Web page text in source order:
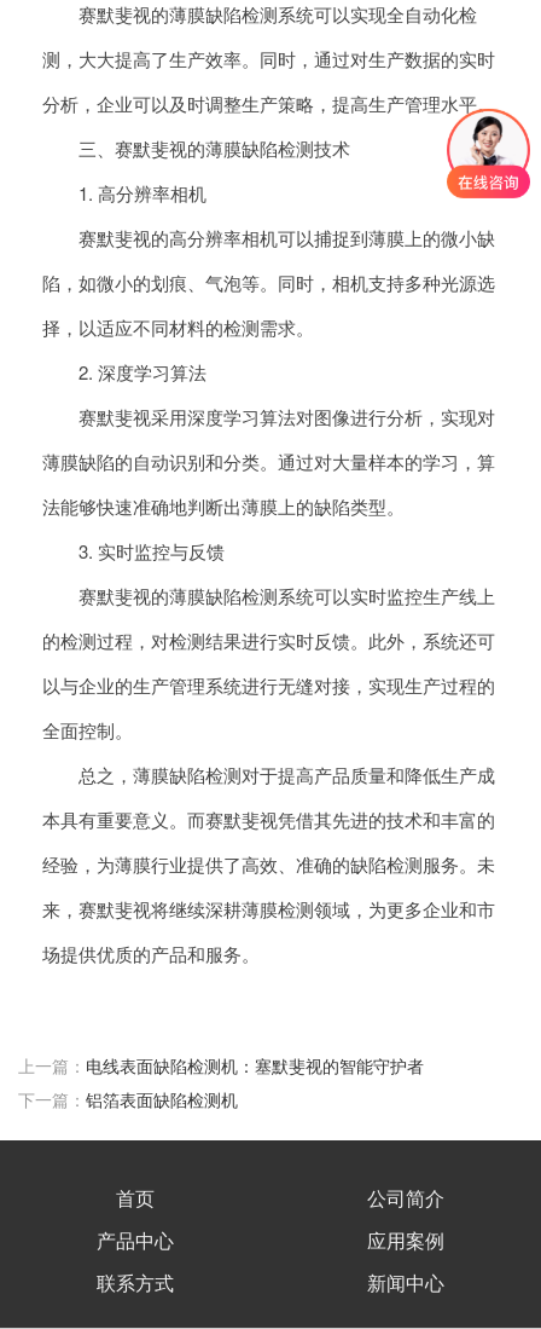
赛默斐视的薄膜缺陷检测系统可以实现全自动化检
测，大大提高了生产效率。同时，通过对生产数据的实时
分析，企业可以及时调整生产策略，提高生产管理水平。
三、赛默斐视的薄膜缺陷检测技术
1. 高分辨率相机
赛默斐视的高分辨率相机可以捕捉到薄膜上的微小缺
陷，如微小的划痕、气泡等。同时，相机支持多种光源选
择，以适应不同材料的检测需求。
2. 深度学习算法
赛默斐视采用深度学习算法对图像进行分析，实现对
薄膜缺陷的自动识别和分类。通过对大量样本的学习，算
法能够快速准确地判断出薄膜上的缺陷类型。
3. 实时监控与反馈
赛默斐视的薄膜缺陷检测系统可以实时监控生产线上
的检测过程，对检测结果进行实时反馈。此外，系统还可
以与企业的生产管理系统进行无缝对接，实现生产过程的
全面控制。
总之，薄膜缺陷检测对于提高产品质量和降低生产成
本具有重要意义。而赛默斐视凭借其先进的技术和丰富的
经验，为薄膜行业提供了高效、准确的缺陷检测服务。未
来，赛默斐视将继续深耕薄膜检测领域，为更多企业和市
场提供优质的产品和服务。
上一篇： 电线表面缺陷检测机：塞默斐视的智能守护者
下一篇： 铝箔表面缺陷检测机
首页
公司简介
产品中心
应用案例
联系方式
新闻中心